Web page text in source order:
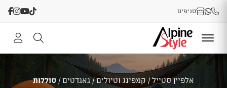
סניפים
אלפיין סטייל/קמפינג וטיולים/ גאגדטים/ סוללות